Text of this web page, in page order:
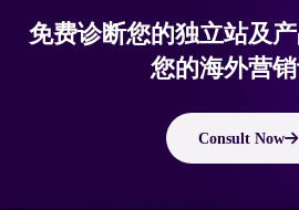
免费诊断您的独立站及
您的海外营
Consult Now